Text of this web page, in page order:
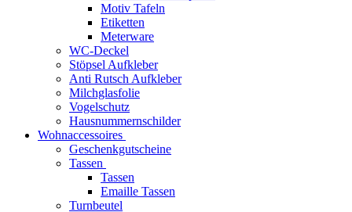
Motiv Tafeln
Etiketten
Meterware
WC-Deckel
Stöpsel Aufkleber
Anti Rutsch Aufkleber
Milchglasfolie
Vogelschutz
Hausnummernschilder
Wohnaccessoires
Geschenkgutscheine
Tassen
Tassen
Emaille Tassen
Turnbeutel